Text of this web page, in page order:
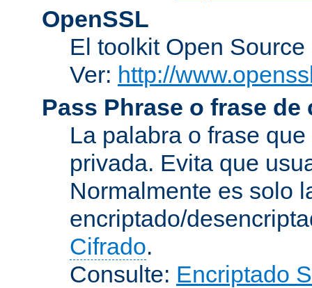
OpenSSL
El toolkit Open
Ver: http://
Pass Phrase o frase de
La palabra o frase
privada. Evita que
Normalmente es solo
encriptado/
Cifrado.
Consulte: Encriptado